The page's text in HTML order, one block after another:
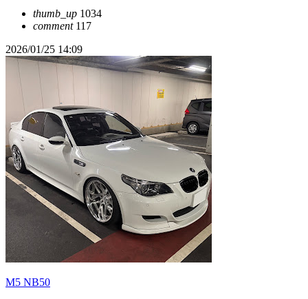
thumb_up 1034
comment117
2026/01/25 14:09
M5 NB50